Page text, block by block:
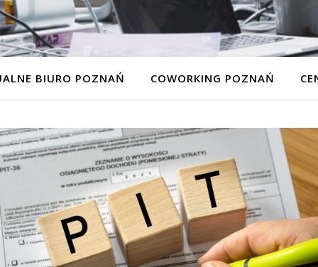
BIURO POZNAŃ COWORKING POZNAŃ